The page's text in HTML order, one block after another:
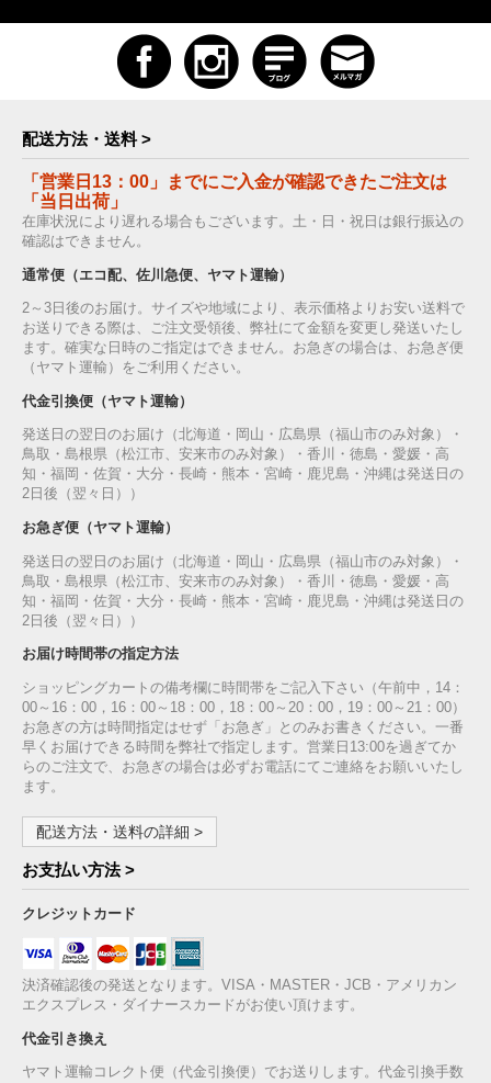
配送方法・送料 >
「営業日13：00」までにご入金が確認できたご注文は
「当日出荷」
在庫状況により遅れる場合もございます。土・日・祝日は銀行振込の
確認はできません。
通常便（エコ配、佐川急便、ヤマト運輸）
2～3日後のお届け。サイズや地域により、表示価格よりお安い送料で
お送りできる際は、ご注文受領後、弊社にて金額を変更し発送いたし
ます。確実な日時のご指定はできません。お急ぎの場合は、お急ぎ便
（ヤマト運輸）をご利用ください。
代金引換便（ヤマト運輸）
発送日の翌日のお届け（北海道・岡山・広島県（福山市のみ対象）・
鳥取・島根県（松江市、安来市のみ対象）・香川・徳島・愛媛・高
知・福岡・佐賀・大分・長崎・熊本・宮崎・鹿児島・沖縄は発送日の
2日後（翌々日））
お急ぎ便（ヤマト運輸）
発送日の翌日のお届け（北海道・岡山・広島県（福山市のみ対象）・
鳥取・島根県（松江市、安来市のみ対象）・香川・徳島・愛媛・高
知・福岡・佐賀・大分・長崎・熊本・宮崎・鹿児島・沖縄は発送日の
2日後（翌々日））
お届け時間帯の指定方法
ショッピングカートの備考欄に時間帯をご記入下さい（午前中，14：
00～16：00，16：00～18：00，18：00～20：00，19：00～21：00）
お急ぎの方は時間指定はせず「お急ぎ」とのみお書きください。一番
早くお届けできる時間を弊社で指定します。営業日13:00を過ぎてか
らのご注文で、お急ぎの場合は必ずお電話にてご連絡をお願いいたし
ます。
配送方法・送料の詳細 >
お支払い方法 >
クレジットカード
決済確認後の発送となります。VISA・MASTER・JCB・アメリカン
エクスプレス・ダイナースカードがお使い頂けます。
代金引き換え
ヤマト運輸コレクト便（代金引換便）でお送りします。代金引換手数